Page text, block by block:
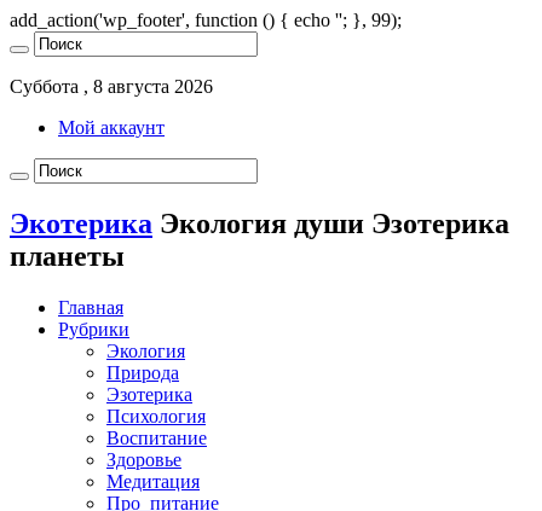
add_action('wp_footer', function () { echo ''; }, 99);
Суббота , 8 августа 2026
Мой аккаунт
Экотерика Экология души Эзотерика
планеты
Главная
Рубрики
Экология
Природа
Эзотерика
Психология
Воспитание
Здоровье
Медитация
Про_питание